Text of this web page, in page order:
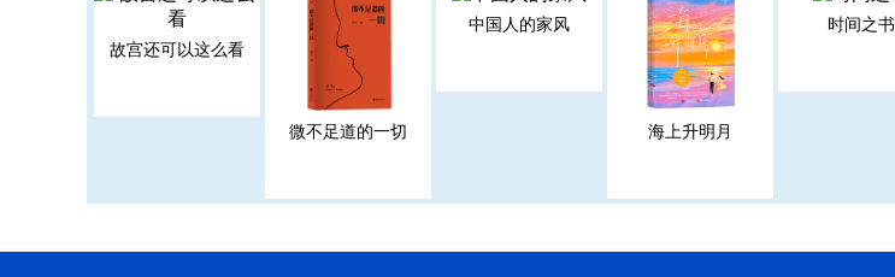
故宫还可以这么看
微不足道的一切
中国人的家风
海上升明月
时间之书